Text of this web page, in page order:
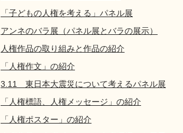
利用ガイド
プライバシーポリシー
閉じる
「子どもの人権を考える」パネル展
アンネのバラ展（パネル展とバラの展示）
人権作品の取り組みと作品の紹介
「人権作文」の紹介
3.11 東日本大震災について考えるパネル展
「人権標語、人権メッセージ」の紹介
「人権ポスター」の紹介